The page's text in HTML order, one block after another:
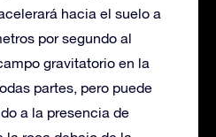
hacia el suelo a
por segundo al
gravitatorio en la
partes, pero puede
a la presencia de